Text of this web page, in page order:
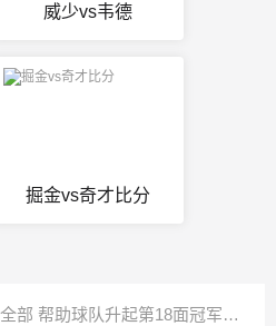
威少vs韦德
掘金vs奇才比分
扎威：想为湖人球迷奉献全部 帮助球队升起第18面冠军旗帜